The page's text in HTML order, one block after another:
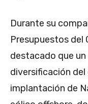
Durante su
Presupuestos del
destacado que
diversificación
implantación de